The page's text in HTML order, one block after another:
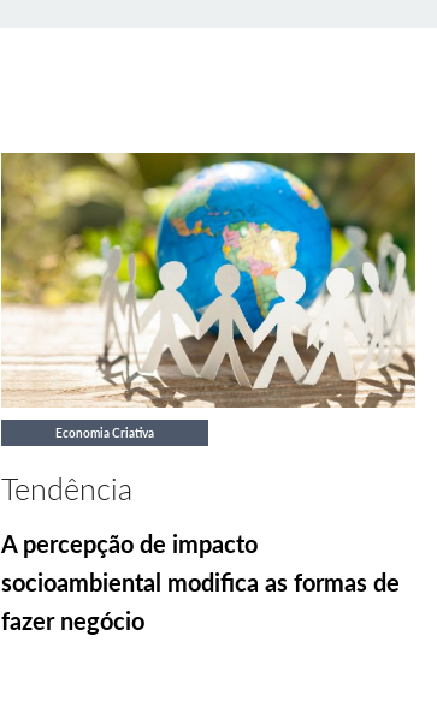
Economia Criativa
Tendência
A percepção de impacto
socioambiental modifica as formas de
fazer negócio